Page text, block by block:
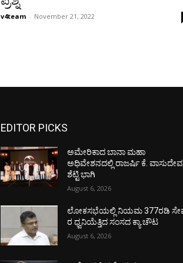
v4team - November 21, 2022
EDITOR PICKS
ಅಮೇರಿಕಾದ ಬಾನಾ ಮಹಾ
ಅಧಿವೇಶನದಲ್ಲಿ ರಾಜರ್ಷಿ ಕೆ. ವಾಸುದೇವ
ಶೆಟ್ಟಿ ಭಾಗಿ
August 6, 2026
ಲೋಕಸಭೆಯಲ್ಲಿ ನಿಯಮ 377ರಡಿ
ರ ಧ್ವನಿಯೆತ್ತಿದ ಸಂಸದ ಕ್ಯಾ.ಚೌಟ
August 6, 2026